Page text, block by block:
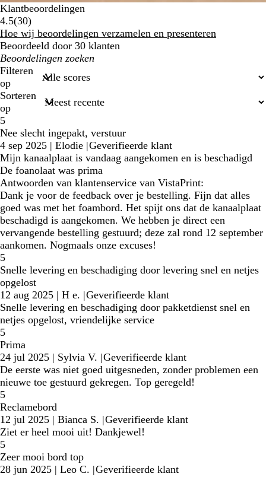
Klantbeoordelingen
4.5(3030
klantbeoordelingen
)
Hoe wij beoordelingen verzamelen en presenteren
Beoordeeld door 30 klanten
Mijn
zoekopdrachten
Filteren
op
Sorteren
op
5
Nee slecht ingepakt, verstuur
4 sep 2025 | Elodie |Geverifieerde klant
Mijn kanaalplaat is vandaag aangekomen en is beschadigd
De foanolaat was prima
Antwoorden van klantenservice van VistaPrint:
Dank je voor de feedback over je bestelling. Fijn dat alles
goed was met het foambord. Het spijt ons dat de kanaalplaat
beschadigd is aangekomen. We hebben je direct een
vervangende bestelling gestuurd; deze zal rond 12 september
aankomen. Nogmaals onze excuses!
5
Snelle levering en beschadiging door levering snel en netjes
opgelost
12 aug 2025 | H e. |Geverifieerde klant
Snelle levering en beschadiging door pakketdienst snel en
netjes opgelost, vriendelijke service
5
Prima
24 jul 2025 | Sylvia V. |Geverifieerde klant
De eerste was niet goed uitgesneden, zonder problemen een
nieuwe toe gestuurd gekregen. Top geregeld!
5
Reclamebord
12 jul 2025 | Bianca S. |Geverifieerde klant
Ziet er heel mooi uit! Dankjewel!
5
Zeer mooi bord top
28 jun 2025 | Leo C. |Geverifieerde klant